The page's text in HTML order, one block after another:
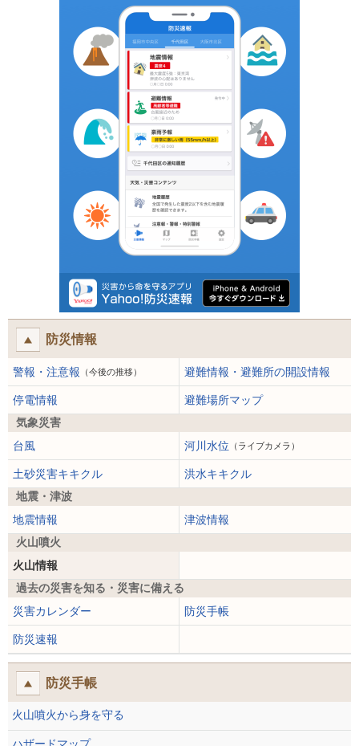
防災情報
警報・注意報 （今後の推移） 避難情報・避難所の開設情報
停電情報
避難場所マップ
気象災害
台風
河川水位 （ライブカメラ）
土砂災害キキクル
洪水キキクル
地震・津波
地震情報
津波情報
火山噴火
火山情報
過去の災害を知る・災害に備える
災害カレンダー
防災手帳
防災速報
防災手帳
火山噴火から身を守る